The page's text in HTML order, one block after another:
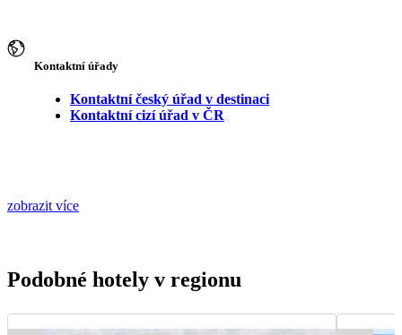
Kontaktní úřady
Kontaktní český úřad v destinaci
Kontaktní cizí úřad v ČR
zobrazit více
Podobné hotely v regionu